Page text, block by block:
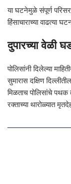
या घटनेमुळे संपूर्ण
हिंसाचाराच्या वाढत्या
दुपारच्या वेळी
पोलिसांनी दिलेल्या
सुमारास दक्षिण
मिळताच पोलिसांचे
रक्ताच्या थारोळ्यात